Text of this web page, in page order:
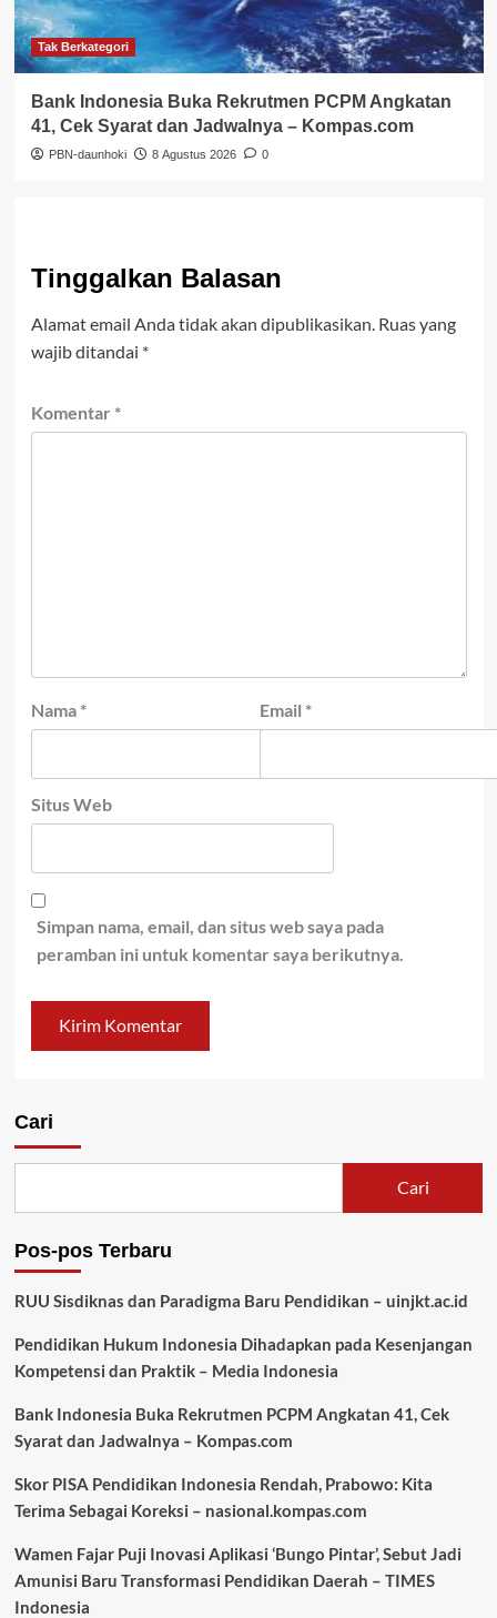
Tak Berkategori
Bank Indonesia Buka Rekrutmen PCPM Angkatan
41, Cek Syarat dan Jadwalnya – Kompas.com
PBN-daunhoki 8 Agustus 2026 0
Tinggalkan Balasan
Alamat email Anda tidak akan dipublikasikan. Ruas yang
wajib ditandai *
Komentar *
Nama * Email *
Situs Web
Simpan nama, email, dan situs web saya pada
peramban ini untuk komentar saya berikutnya.
Cari
Cari
Pos-pos Terbaru
RUU Sisdiknas dan Paradigma Baru Pendidikan – uinjkt.ac.id
Pendidikan Hukum Indonesia Dihadapkan pada Kesenjangan
Kompetensi dan Praktik – Media Indonesia
Bank Indonesia Buka Rekrutmen PCPM Angkatan 41, Cek
Syarat dan Jadwalnya – Kompas.com
Skor PISA Pendidikan Indonesia Rendah, Prabowo: Kita
Terima Sebagai Koreksi – nasional.kompas.com
Wamen Fajar Puji Inovasi Aplikasi ‘Bungo Pintar’, Sebut Jadi
Amunisi Baru Transformasi Pendidikan Daerah – TIMES
Indonesia